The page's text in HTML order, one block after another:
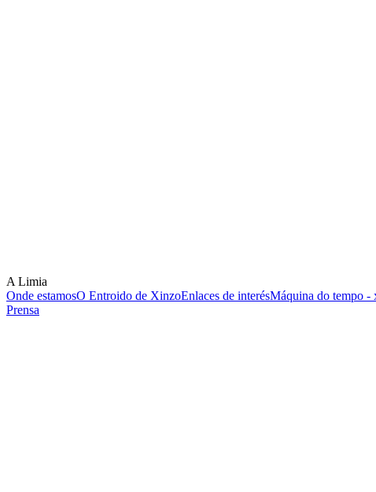
A Limia
Onde estamosO Entroido de XinzoEnlaces de interésMáquina do tempo -
Prensa